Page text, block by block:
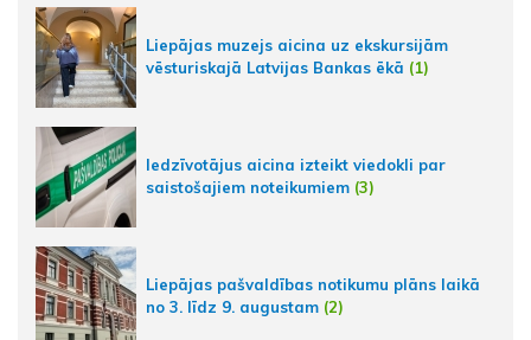
Liepājas muzejs aicina uz ekskursijām
vēsturiskajā Latvijas Bankas ēkā (1)
Iedzīvotājus aicina izteikt viedokli par
saistošajiem noteikumiem (3)
Liepājas pašvaldības notikumu plāns laikā
no 3. līdz 9. augustam (2)